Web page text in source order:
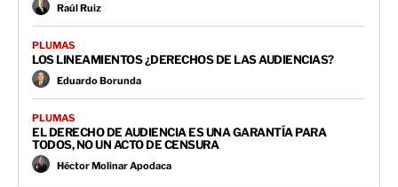
Raúl Ruiz
PLUMAS
LOS LINEAMIENTOS ¿DERECHOS DE LAS AUDIENCIAS?
Eduardo Borunda
PLUMAS
EL DERECHO DE AUDIENCIA ES UNA GARANTÍA PARA
TODOS, NO UN ACTO DE CENSURA
Héctor Molinar Apodaca